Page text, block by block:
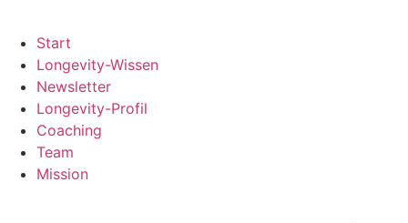
Start
Longevity-Wissen
Newsletter
Longevity-Profil
Coaching
Team
Mission